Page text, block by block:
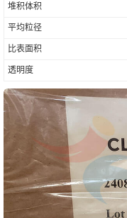
堆积体积
平均粒径
比表面积
透明度